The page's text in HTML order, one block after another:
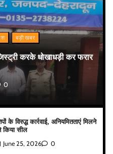
बड़ी खबर
करके धोखाधड़ी कर फरार
0
के विरुद्ध कार्रवाई, अनियमितताएं मिलने
किया सील
June 25, 2026 0